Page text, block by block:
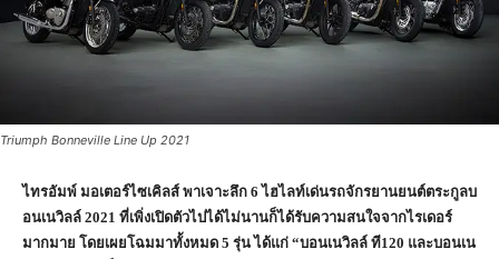
Triumph Bonneville Line Up 2021
ไทรอัมพ์ มอเตอร์ไซเคิลส์ พาเจาะลึก 6 ไฮไลท์เด่นรถจักรยานยนต์ตระกูลบ
อนเนวิลล์ 2021 ที่เพิ่งเปิดตัวไปได้ไม่นานก็ได้รับความสนใจจากไรเดอร์
มากมาย โดยเผยโฉมมาทั้งหมด 5 รุ่น ได้แก่ “บอนเนวิลล์ ที120 และบอนเน